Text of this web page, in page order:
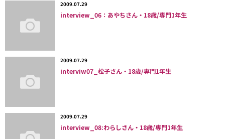
2009.07.29
interview_06：あやちさん・18歳/専門1年生
2009.07.29
interviw07_松子さん・18歳/専門1年生
2009.07.29
interview_08:わらしさん・18歳/専門1年生